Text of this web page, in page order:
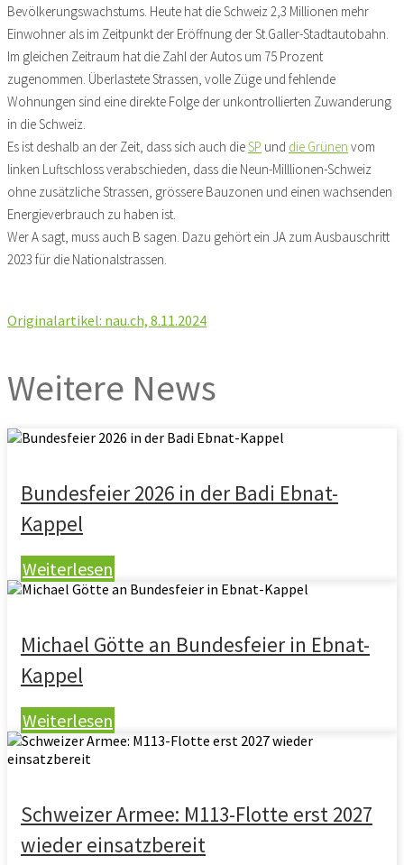
Bevölkerungswachstums. Heute hat die Schweiz 2,3 Millionen mehr
Einwohner als im Zeitpunkt der Eröffnung der St.Galler-Stadtautobahn.
Im gleichen Zeitraum hat die Zahl der Autos um 75 Prozent
zugenommen. Überlastete Strassen, volle Züge und fehlende
Wohnungen sind eine direkte Folge der unkontrollierten Zuwanderung
in die Schweiz.
Es ist deshalb an der Zeit, dass sich auch dieSP und die Grünen vom
linken Luftschloss verabschieden, dass die Neun-Milllionen-Schweiz
ohne zusätzliche Strassen, grössere Bauzonen und einen wachsenden
Energieverbrauch zu haben ist.
Wer A sagt, muss auch B sagen. Dazu gehört ein JA zum Ausbauschritt
2023 für die Nationalstrassen.
Originalartikel: nau.ch, 8.11.2024
Weitere News
Bundesfeier 2026 in der Badi Ebnat-
Kappel
Weiterlesen
Michael Götte an Bundesfeier in Ebnat-
Kappel
Weiterlesen
Schweizer Armee: M113-Flotte erst 2027
wieder einsatzbereit